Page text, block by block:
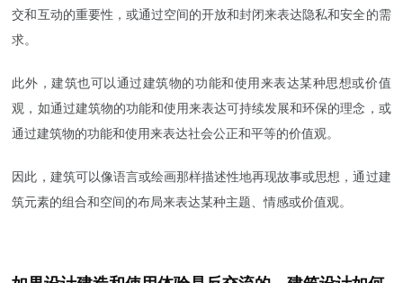
交和互动的重要性，或通过空间的开放和封闭来表达隐私和安全的需
求。
此外，建筑也可以通过建筑物的功能和使用来表达某种思想或价值
观，如通过建筑物的功能和使用来表达可持续发展和环保的理念，或
通过建筑物的功能和使用来表达社会公正和平等的价值观。
因此，建筑可以像语言或绘画那样描述性地再现故事或思想，通过建
筑元素的组合和空间的布局来表达某种主题、情感或价值观。